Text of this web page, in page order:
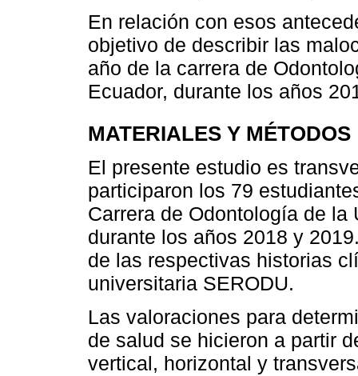
En relación con esos
objetivo de describir las
año de la carrera de
Ecuador, durante los años
MATERIALES Y MÉTODOS
El presente estudio es
participaron los 79
Carrera de Odontología de
durante los años 2018 y
de las respectivas historias
universitaria SERODU.
Las valoraciones para
de salud se hicieron a partir
vertical, horizontal y